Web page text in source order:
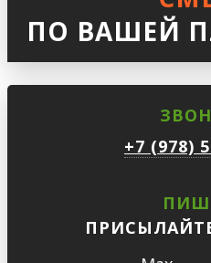
ПО ВАШЕЙ
+7 (978)